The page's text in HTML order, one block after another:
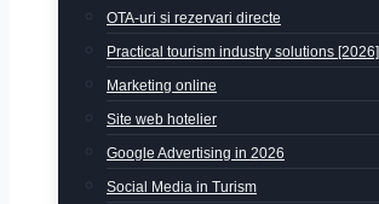
OTA-uri si rezervari directe
Practical tourism industry solutions [2026]
Marketing online
Site web hotelier
Google Advertising in 2026
Social Media in Turism